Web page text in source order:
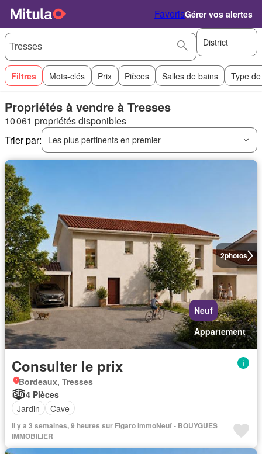
FavorisGérer vos alertes
District
Filtres Mots-clés Prix Pièces Salles de bains Type
Propriétés à vendre à Tresses
10 061 propriétés disponibles
Trier par:
Les plus pertinents en premier
2photos
Neuf
Appartement
Consulter le prix
Bordeaux, Tresses
4 Pièces
Jardin
Cave
Il y a 3 semaines, 9 heures sur Figaro ImmoNeuf - BOUYGUES
IMMOBILIER